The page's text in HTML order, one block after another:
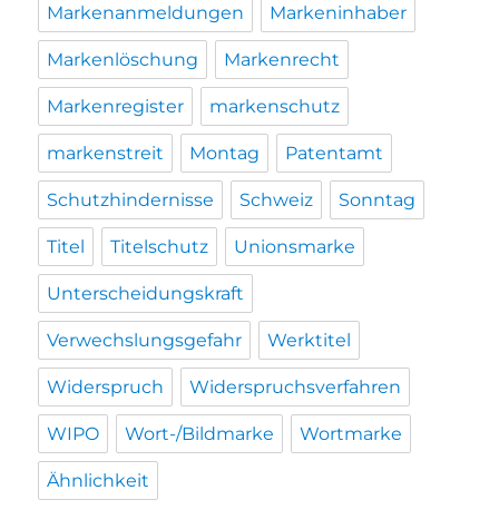
Markenanmeldungen Markeninhaber
Markenlöschung Markenrecht
Markenregister markenschutz
markenstreit Montag Patentamt
Schutzhindernisse Schweiz Sonntag
Titel Titelschutz Unionsmarke
Unterscheidungskraft
Verwechslungsgefahr Werktitel
Widerspruch Widerspruchsverfahren
WIPO Wort-/Bildmarke Wortmarke
Ähnlichkeit